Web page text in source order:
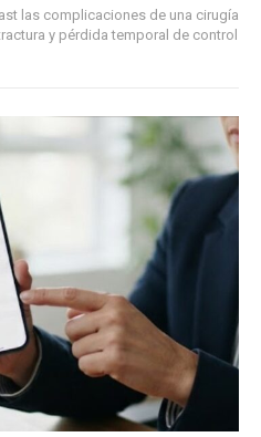
las complicaciones de una cirugía
y pérdida temporal de control